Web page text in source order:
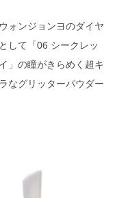
ォンジョンヨのダイヤ
して「06 シークレッ
」の瞳がきらめく超キ
なグリッターパウダー